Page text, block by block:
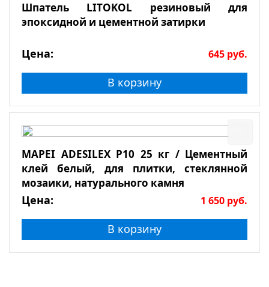
Шпатель LITOKOL резиновый для
эпоксидной и цементной затирки
Цена: 645 руб.
В корзину
MAPEI ADESILEX P10 25 кг / Цементный
клей белый, для плитки, стеклянной
мозаики, натурального камня
Цена: 1 650 руб.
В корзину